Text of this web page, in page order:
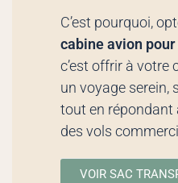
C’est pourquoi,
cabine avion
c’est offrir à votre
un voyage serein,
tout en répondant
des vols
VOIR SAC